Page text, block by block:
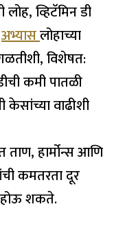
व्हिटॅमिन डी
अभ्यासलोहाच्या
विशेषत:
कमी पातळी
वाढीशी
हार्मोन्स आणि
कमतरता दूर
होऊ शकते.